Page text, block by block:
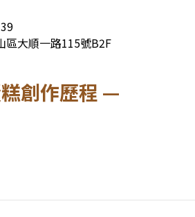
區大順一路115號B2F
創作歷程 —